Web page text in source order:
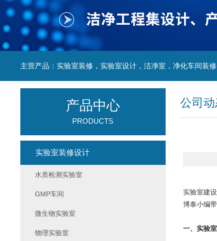
公司
实验室建
博泰小编
一、实验
产品中心
PRODUCTS
实验室装修设计
水质检测实验室
GMP车间
微生物实验室
物理实验室